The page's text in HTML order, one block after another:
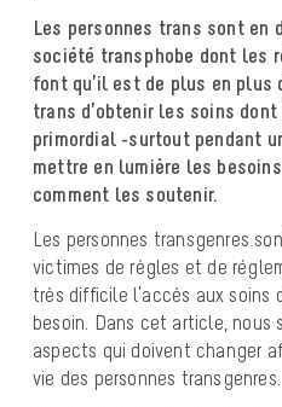
Les personnes trans sont en
société transphobe dont les
font qu’il est de plus en
trans d’obtenir les soins
primordial -surtout pendant
mettre en lumière les
comment les soutenir.
Les personnes transgenres
victimes de règles et de
très difficile l’accès aux
besoin. Dans cet article, nous
aspects qui doivent changer
vie des personnes transgenres.